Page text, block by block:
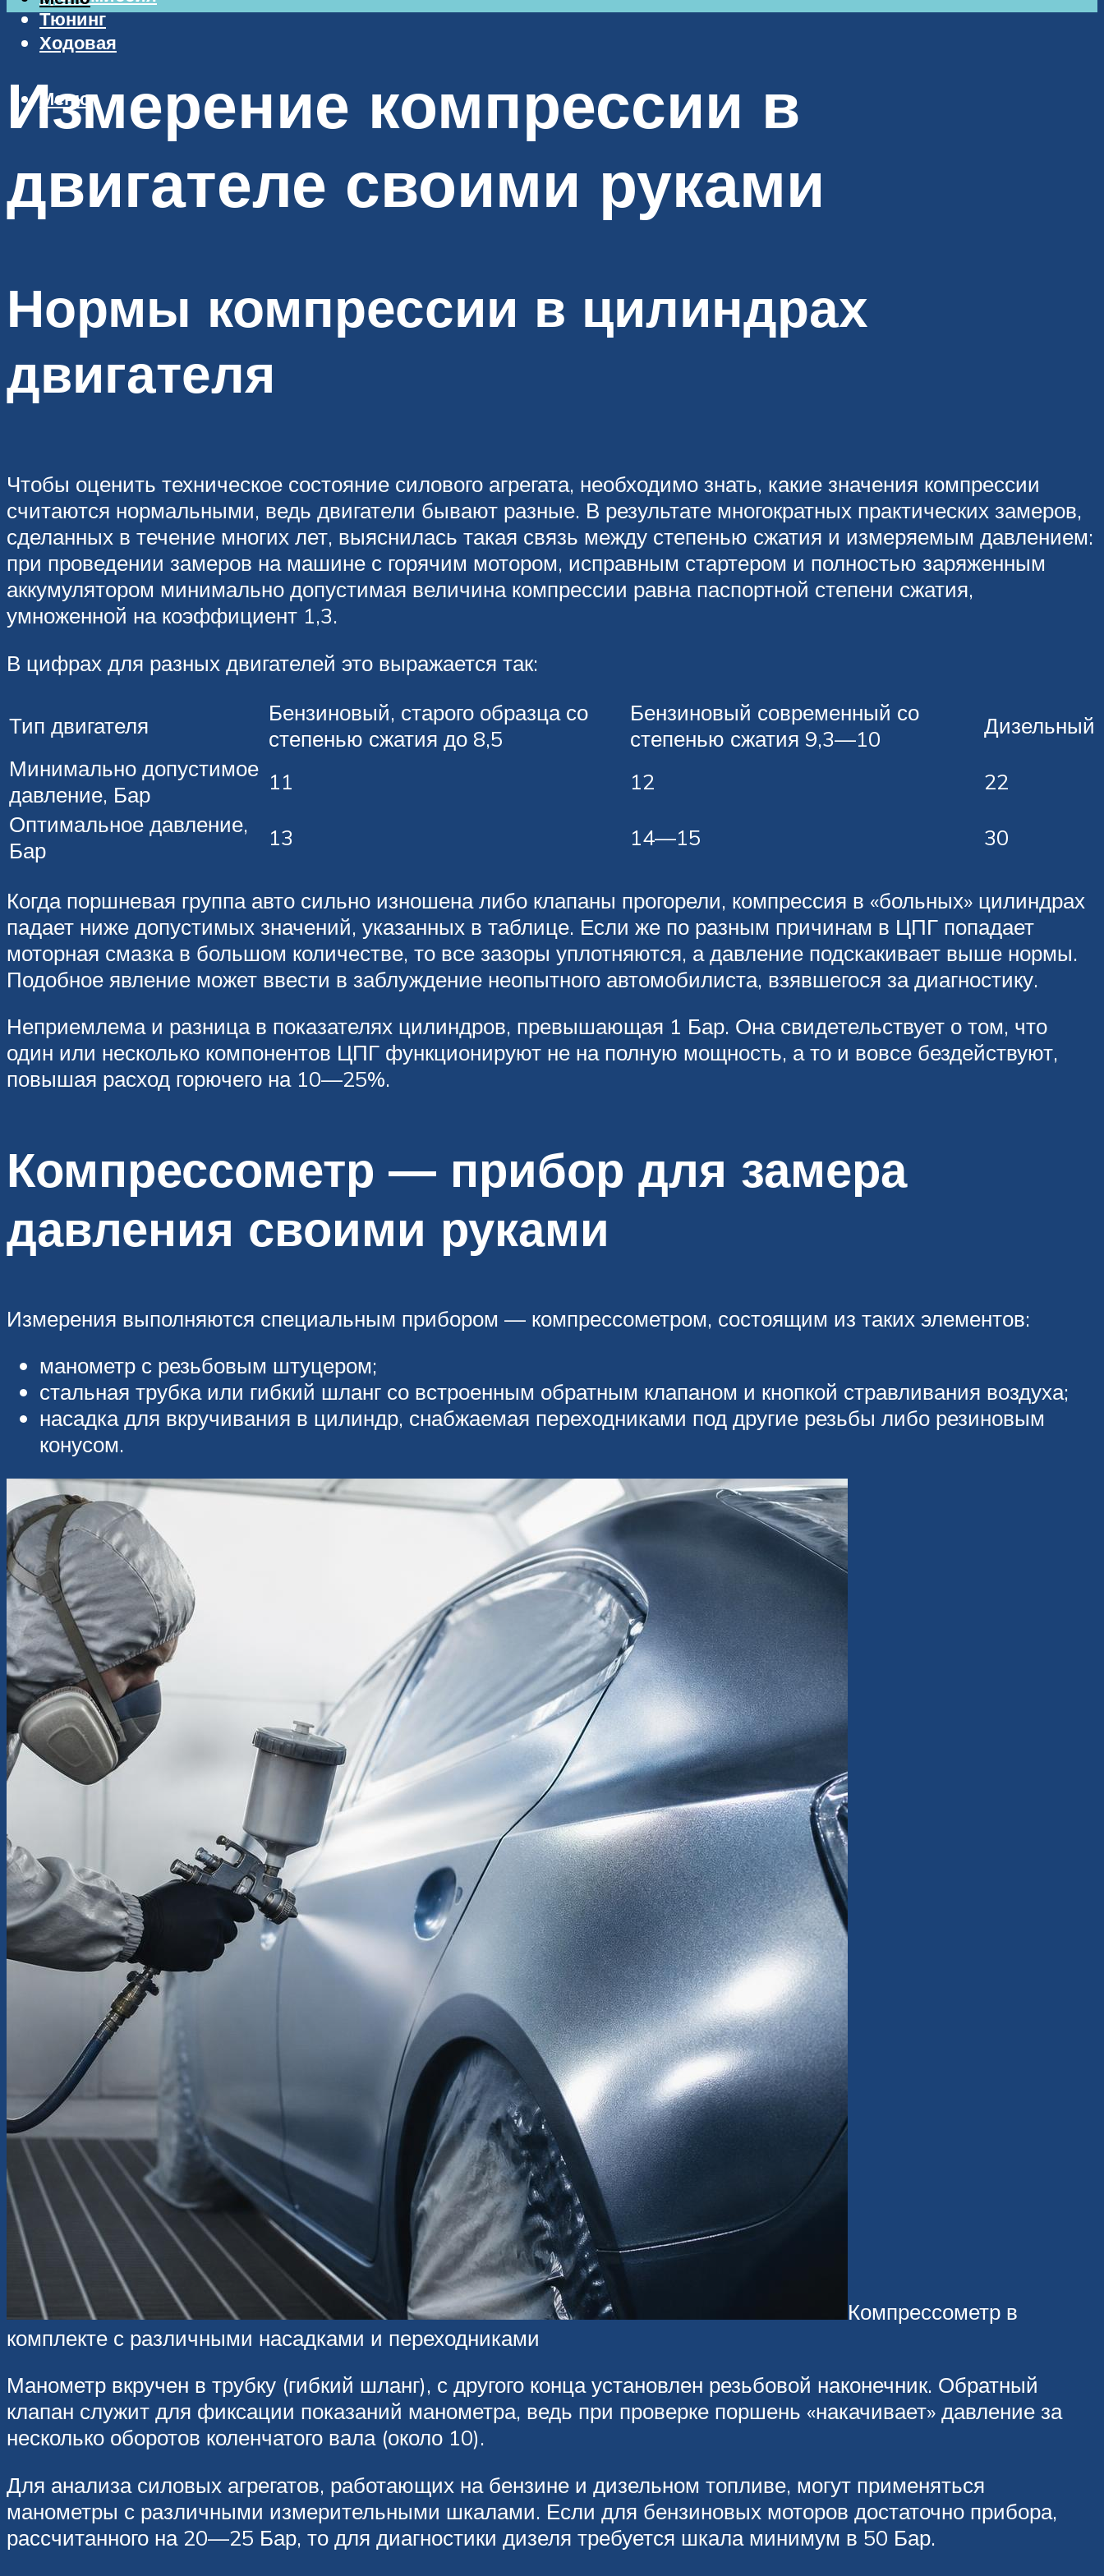
Тюнинг
Ходовая
Меню
Измерение компрессии в
двигателе своими руками
Нормы компрессии в цилиндрах
двигателя
Чтобы оценить техническое состояние силового агрегата, необходимо знать, какие значения компрессии
считаются нормальными, ведь двигатели бывают разные. В результате многократных практических замеров,
сделанных в течение многих лет, выяснилась такая связь между степенью сжатия и измеряемым давлением:
при проведении замеров на машине с горячим мотором, исправным стартером и полностью заряженным
аккумулятором минимально допустимая величина компрессии равна паспортной степени сжатия,
умноженной на коэффициент 1,3.
В цифрах для разных двигателей это выражается так:
Тип двигателя
Бензиновый, старого образца со
степенью сжатия до 8,5
Бензиновый современный со
степенью сжатия 9,3—10
Дизельный
Минимально допустимое
давление, Бар
11 12
22
Оптимальное давление,
Бар
13 14—15 30
Когда поршневая группа авто сильно изношена либо клапаны прогорели, компрессия в «больных» цилиндрах
падает ниже допустимых значений, указанных в таблице. Если же по разным причинам в ЦПГ попадает
моторная смазка в большом количестве, то все зазоры уплотняются, а давление подскакивает выше нормы.
Подобное явление может ввести в заблуждение неопытного автомобилиста, взявшегося за диагностику.
Неприемлема и разница в показателях цилиндров, превышающая 1 Бар. Она свидетельствует о том, что
один или несколько компонентов ЦПГ функционируют не на полную мощность, а то и вовсе бездействуют,
повышая расход горючего на 10—25%.
Компрессометр — прибор для замера
давления своими руками
Измерения выполняются специальным прибором — компрессометром, состоящим из таких элементов:
манометр с резьбовым штуцером;
стальная трубка или гибкий шланг со встроенным обратным клапаном и кнопкой стравливания воздуха;
насадка для вкручивания в цилиндр, снабжаемая переходниками под другие резьбы либо резиновым
конусом.
Компрессометр в
комплекте с различными насадками и переходниками
Манометр вкручен в трубку (гибкий шланг), с другого конца установлен резьбовой наконечник. Обратный
клапан служит для фиксации показаний манометра, ведь при проверке поршень «накачивает» давление за
несколько оборотов коленчатого вала (около 10).
Для анализа силовых агрегатов, работающих на бензине и дизельном топливе, могут применяться
манометры с различными измерительными шкалами. Если для бензиновых моторов достаточно прибора,
рассчитанного на 20—25 Бар, то для диагностики дизеля требуется шкала минимум в 50 Бар.